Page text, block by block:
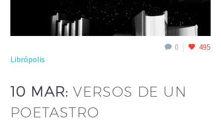
0
495
Librópolis
10 MAR:VERSOS DE UN
POETASTRO